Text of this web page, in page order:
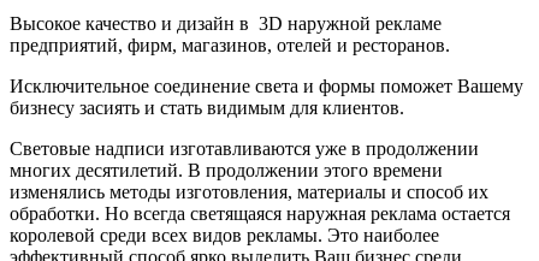
Высокое качество и дизайн в 3D наружной рекламе
предприятий, фирм, магазинов, отелей и ресторанов.
Исключительное соединение света и формы поможет Вашему
бизнесу засиять и стать видимым для клиентов.
Световые надписи изготавливаются уже в продолжении
многих десятилетий. В продолжении этого времени
изменялись методы изготовления, материалы и способ их
обработки. Но всегда светящаяся наружная реклама остается
королевой среди всех видов рекламы. Это наиболее